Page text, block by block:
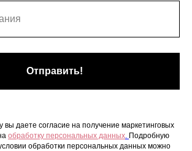
Отправить!
вы даете согласие на получение маркетинговых
обработку персональных данных. Подробную
обработки персональных данных можно